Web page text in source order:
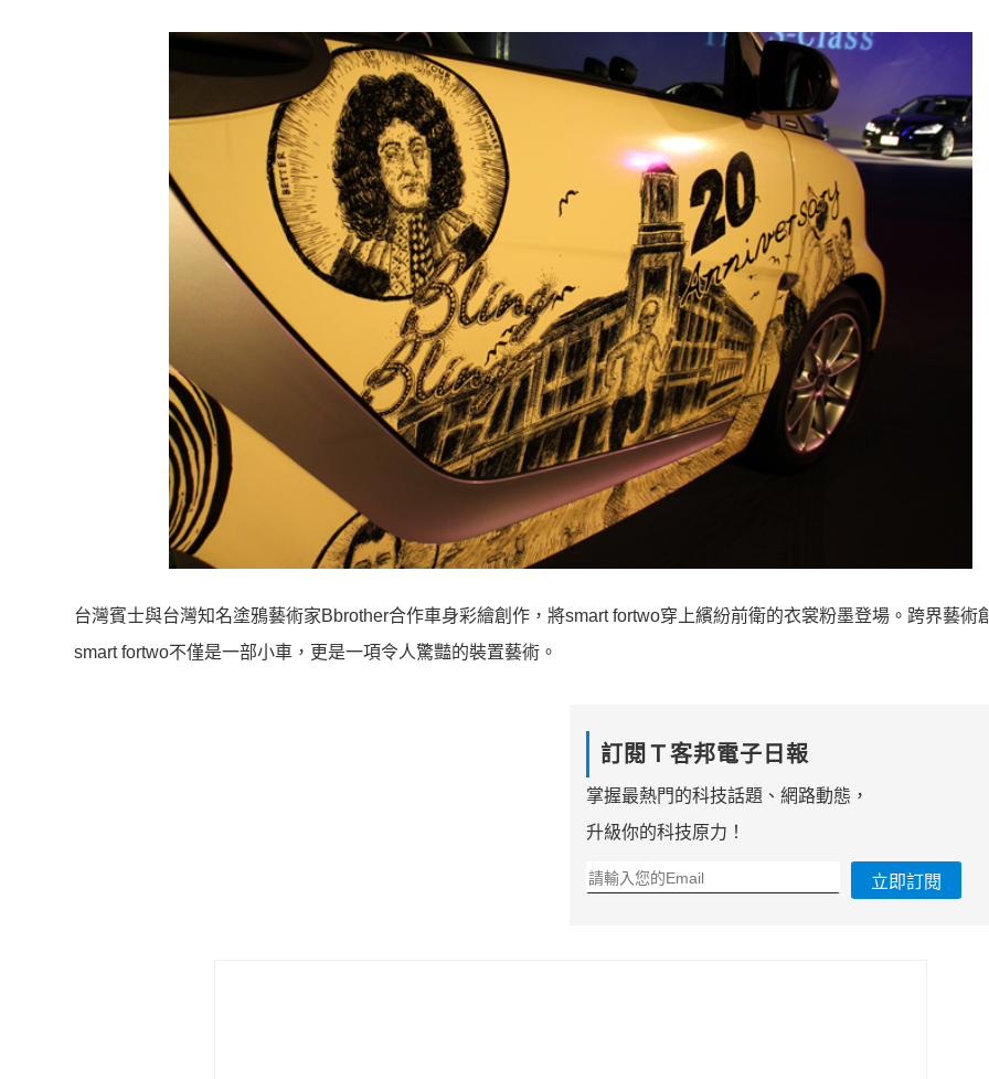
台灣賓士與台灣知名塗鴉藝術家Bbrother合作車身彩繪創作，將smart fortwo穿上繽紛前衛的衣裳粉墨登場。跨界藝術
smart fortwo不僅是一部小車，更是一項令人驚豔的裝置藝術。
訂閱Ｔ客邦電子日報
掌握最熱門的科技話題、網路動態，
升級你的科技原力！
立即訂閱